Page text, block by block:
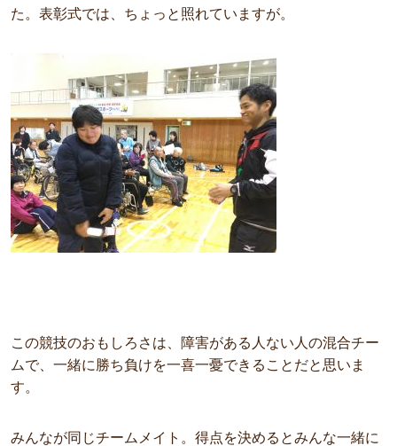
た。表彰式では、ちょっと照れていますが。
この競技のおもしろさは、障害がある人ない人の混合チー
ムで、一緒に勝ち負けを一喜一憂できることだと思いま
す。
みんなが同じチームメイト。得点を決めるとみんな一緒に